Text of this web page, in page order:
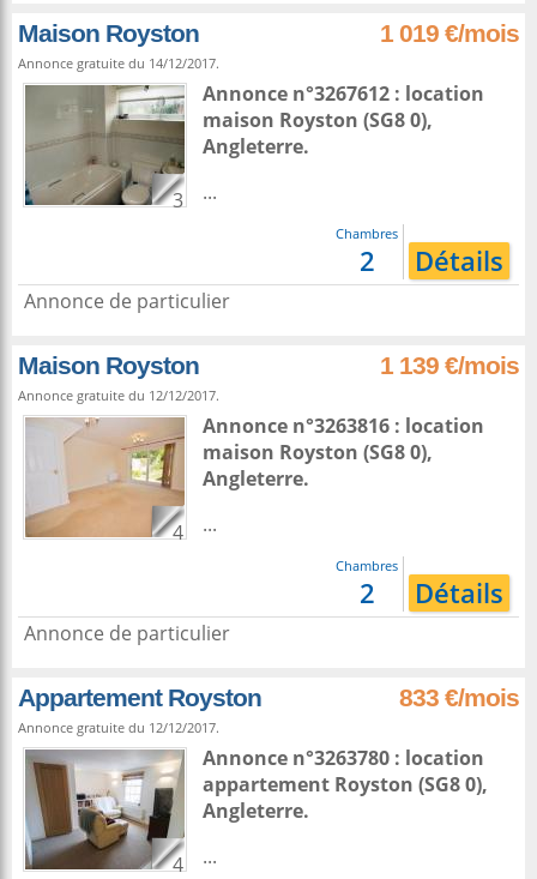
Maison Royston 1 019 €/mois
Annonce gratuite du 14/12/2017.
3
Annonce n°3267612 : location
maison Royston (SG8 0),
Angleterre.
...
Chambres
2 Détails
Annonce de particulier
Maison Royston 1 139 €/mois
Annonce gratuite du 12/12/2017.
4
Annonce n°3263816 : location
maison Royston (SG8 0),
Angleterre.
...
Chambres
2 Détails
Annonce de particulier
Appartement Royston 833 €/mois
Annonce gratuite du 12/12/2017.
4
Annonce n°3263780 : location
appartement Royston (SG8 0),
Angleterre.
...